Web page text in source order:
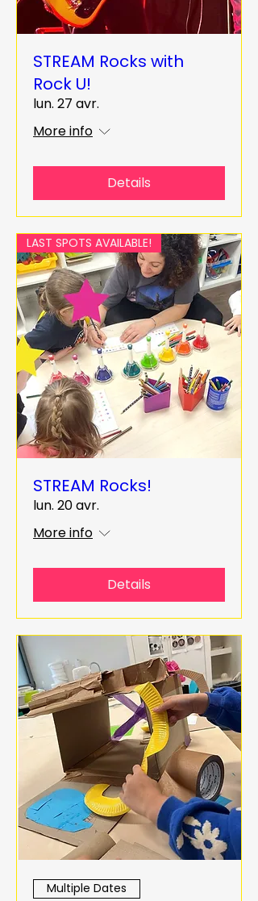
STREAM Rocks with
Rock U!
lun. 27 avr.
More info
Details
LAST SPOTS AVAILABLE!
STREAM Rocks!
lun. 20 avr.
More info
Details
Multiple Dates